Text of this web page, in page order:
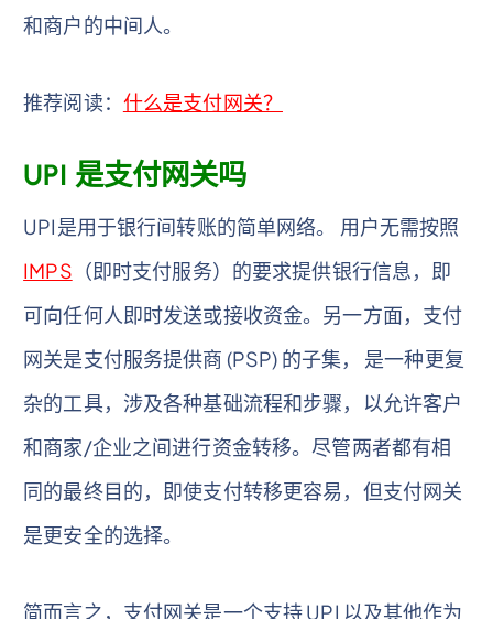
和商户的中间人。
推荐阅读： 什么是支付网关？
UPI 是支付网关吗
UPI是用于银行间转账的简单网络。 用户无需按照
IMPS （即时支付服务）的要求提供银行信息，即
可向任何人即时发送或接收资金。另一方面，支付
网关是支付服务提供商 (PSP) 的子集， 是一种更复
杂的工具，涉及各种基础流程和步骤，以允许客户
和商家/企业之间进行资金转移。尽管两者都有相
同的最终目的，即使支付转移更容易，但支付网关
是更安全的选择。
简而言之，支付网关是一个支持 UPI 以及其他作为